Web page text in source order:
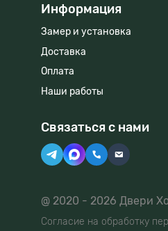
Информация
Замер и установка
Доставка
Оплата
Наши работы
Связаться с нами
@ 2020 - 2026 Двери
Согласие на обработку